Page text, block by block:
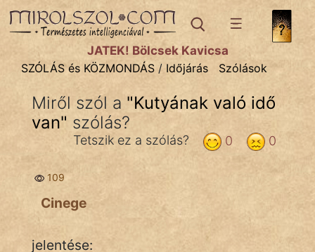
SZÓLÁS ÉS KÖZMONDÁStémák:
Bibliai
Közmondások
Szállóigék
Szóláscsoportok
Szólások
JÁTÉK! Bölcsek Kavicsa
SZÓLÁS és KÖZMONDÁS / Időjárás Szólások
Miről szól a "Kutyának való idő
van" szólás?
0
0
Tetszik ez a szólás?
109
Cinege
jelentése: